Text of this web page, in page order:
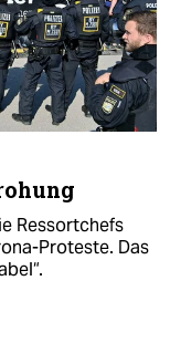
Ressortchefs
Proteste. Das